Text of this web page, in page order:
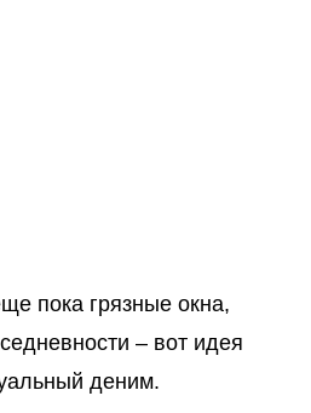
пока грязные окна,
– вот идея
деним.